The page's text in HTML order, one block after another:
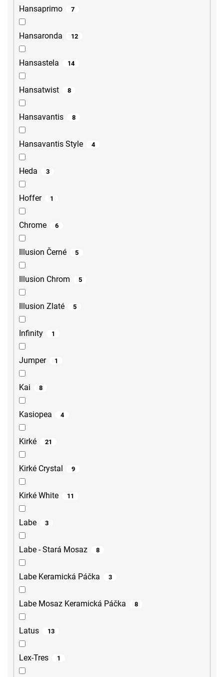
Hansaprimo 7
Hansaronda 12
Hansastela 14
Hansatwist 8
Hansavantis 8
Hansavantis Style 4
Heda 3
Hoffer 1
Chrome 6
Illusion Černé 5
Illusion Chrom 5
Illusion Zlaté 5
Infinity 1
Jumper 1
Kai 8
Kasiopea 4
Kirké 21
Kirké Crystal 9
Kirké White 11
Labe 3
Labe - Stará Mosaz 8
Labe Keramická Páčka 3
Labe Mosaz Keramická Páčka 8
Latus 13
Lex-Tres 1